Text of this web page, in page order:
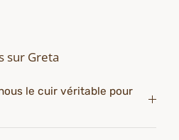
sur Greta
le cuir véritable pour